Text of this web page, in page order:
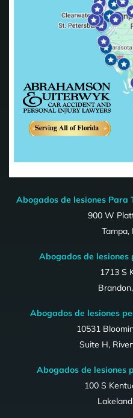
Abogados de lesiones Para
900 W
Tampa,
Abogados de lesiones
1713 S
Abogados de lesiones
10531
Suite H,
Abogados de lesiones
100 S